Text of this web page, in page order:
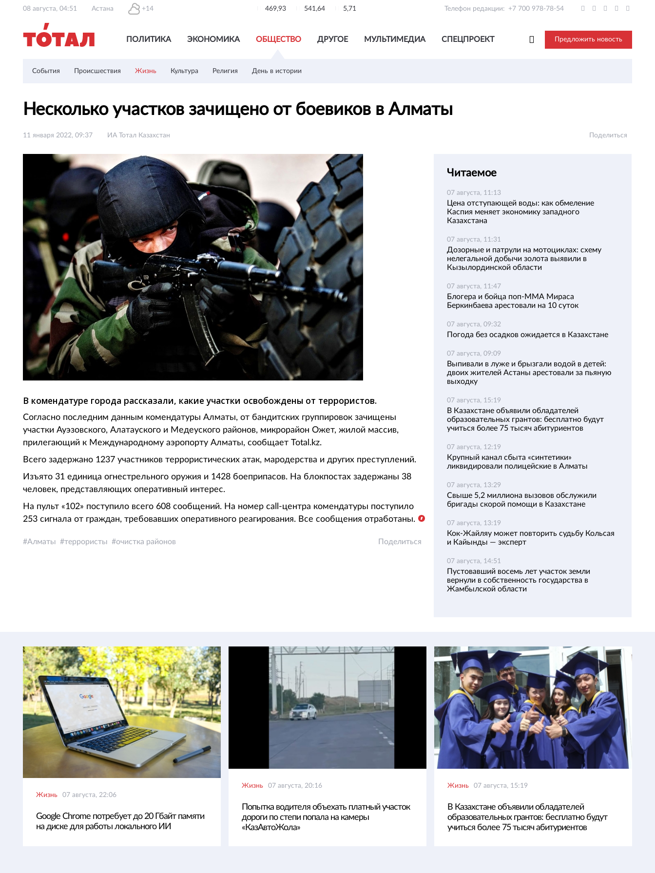
08 августа, 04:51 Астана +14 469,93 541,64 5,71 Телефон редакции: +7 700 978-78-54
ПОЛИТИКА ЭКОНОМИКА ОБЩЕСТВО ДРУГОЕ МУЛЬТИМЕДИА СПЕЦПРОЕКТ Предложить новость
События Происшествия Жизнь Культура Религия День в истории
Несколько участков зачищено от боевиков в Алматы
11 января 2022, 09:37 ИА Тотал Казахстан Поделиться
В комендатуре города рассказали, какие участки освобождены от террористов.
Согласно последним данным комендатуры Алматы, от бандитских группировок зачищены
участки Ауэзовского, Алатауского и Медеуского районов, микрорайон Ожет, жилой массив,
прилегающий к Международному аэропорту Алматы, сообщает Total.kz.
Всего задержано 1237 участников террористических атак, мародерства и других преступлений.
Изъято 31 единица огнестрельного оружия и 1428 боеприпасов. На блокпостах задержаны 38
человек, представляющих оперативный интерес.
На пульт «102» поступило всего 608 сообщений. На номер call-центра комендатуры поступило
253 сигнала от граждан, требовавших оперативного реагирования. Все сообщения отработаны.
Алматы террористы очистка районов Поделиться
Читаемое
07 августа, 11:13
Цена отступающей воды: как обмеление
Каспия меняет экономику западного
Казахстана
07 августа, 11:31
Дозорные и патрули на мотоциклах: схему
нелегальной добычи золота выявили в
Кызылординской области
07 августа, 11:47
Блогера и бойца поп-ММА Мираса
Беркинбаева арестовали на 10 суток
07 августа, 09:32
Погода без осадков ожидается в Казахстане
07 августа, 09:09
Выпивали в луже и брызгали водой в детей:
двоих жителей Астаны арестовали за пьяную
выходку
07 августа, 15:19
В Казахстане объявили обладателей
образовательных грантов: бесплатно будут
учиться более 75 тысяч абитуриентов
07 августа, 12:19
Крупный канал сбыта «синтетики»
ликвидировали полицейские в Алматы
07 августа, 13:29
Свыше 5,2 миллиона вызовов обслужили
бригады скорой помощи в Казахстане
07 августа, 13:19
Кок-Жайляу может повторить судьбу Кольсая
и Кайынды — эксперт
07 августа, 14:51
Пустовавший восемь лет участок земли
вернули в собственность государства в
Жамбылской области
Жизнь 07 августа, 22:06
Google Chrome потребует до 20 Гбайт памяти
на диске для работы локального ИИ
Жизнь 07 августа, 20:16
Попытка водителя объехать платный участок
дороги по степи попала на камеры
«КазАвтоЖола»
Жизнь 07 августа, 15:19
В Казахстане объявили обладателей
образовательных грантов: бесплатно будут
учиться более 75 тысяч абитуриентов